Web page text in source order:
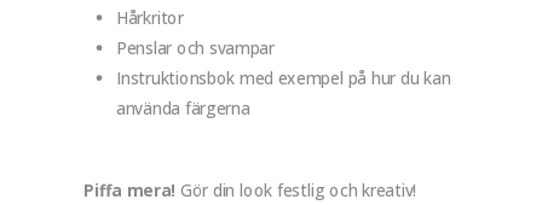
Hårkritor
Penslar och svampar
Instruktionsbok med exempel på hur du kan
använda färgerna
Piffa mera! Gör din look festlig och kreativ!